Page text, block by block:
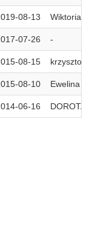
08-13 Wiktoria
07-26 -
08-15 krzysztof
08-10 Ewelina
06-16 DOROTA